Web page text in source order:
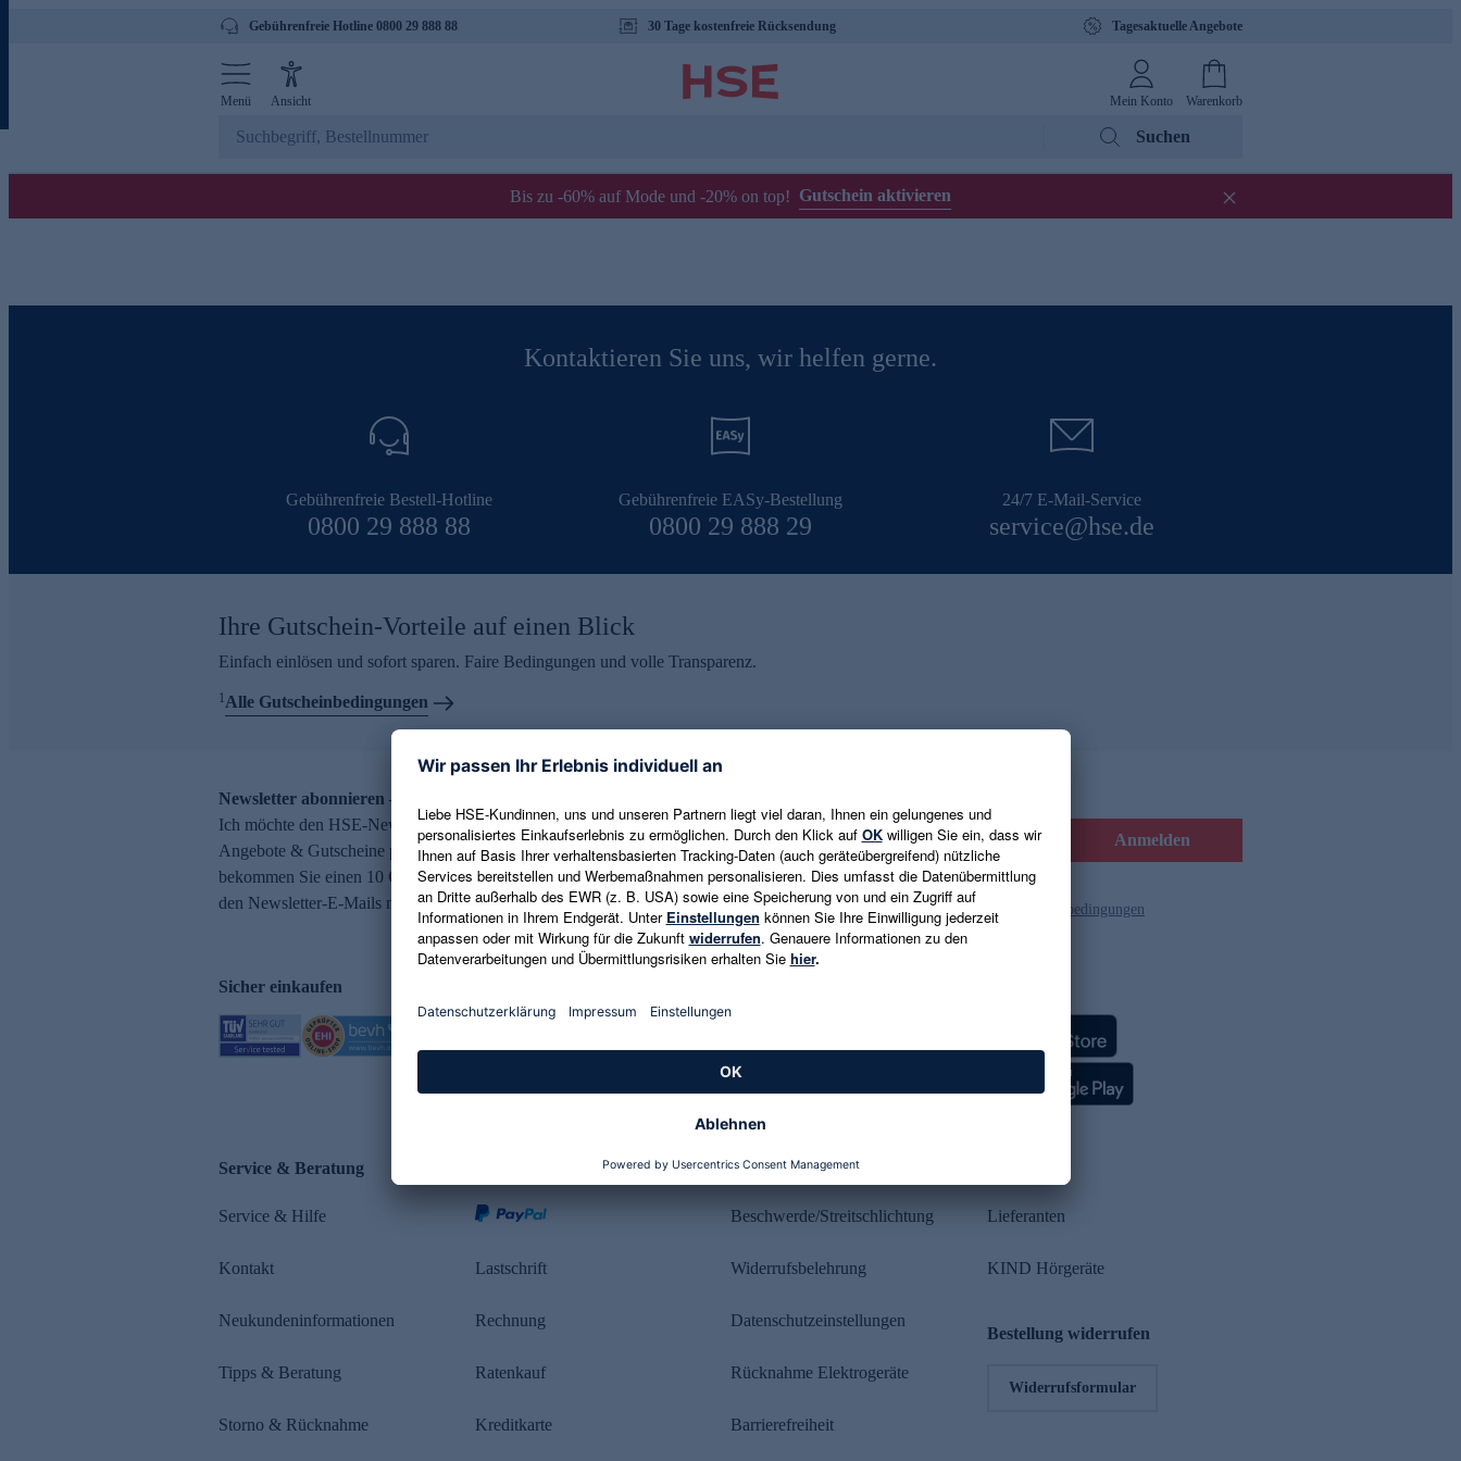
Gebührenfreie Hotline 0800 29 888 88 30 Tage kostenfreie Rücksendung Tagesaktuelle Angebote
Menü Ansicht Mein Konto Warenkorb
Suchen
Bis zu -60% auf Mode und -20% on top! Gutschein aktivieren
Kontaktieren Sie uns, wir helfen gerne.
Gebührenfreie Bestell-Hotline
0800 29 888 88
Gebührenfreie EASy-Bestellung
0800 29 888 29
24/7 E-Mail-Service
service@hse.de
Ihre Gutschein-Vorteile auf einen Blick
Einfach einlösen und sofort sparen. Faire Bedingungen und volle Transparenz.
1Alle Gutscheinbedingungen
Newsletter abonnieren – 10 € Gutschein erhalten
Ich möchte den HSE-Newsletter abonnieren und aktuelle Trends,
Angebote & Gutscheine per E-Mail erhalten. Als Dankeschön
bekommen Sie einen 10 € Gutschein. Eine Abmeldung ist jederzeit in
den Newsletter-E-Mails möglich.
E-Mail-Adresse eingeben Anmelden
Es gelten die Datenschutzrichtlinien und die Gutscheinbedingungen
Sicher einkaufen
Service & Beratung
Service & Hilfe
Kontakt
Neukundeninformationen
Tipps & Beratung
Storno & Rücknahme
Lastschrift
Rechnung
Ratenkauf
Kreditkarte
Rechtliches
Beschwerde/Streitschlichtung
Widerrufsbelehrung
Datenschutzeinstellungen
Rücknahme Elektrogeräte
Barrierefreiheit
Lieferanten
KIND Hörgeräte
Bestellung widerrufen
Widerrufsformular